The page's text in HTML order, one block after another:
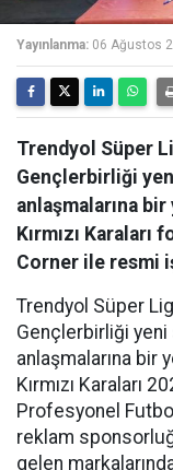
Yayınlanma: 06 Ağustos
Trendyol Süper
Gençlerbirliği
anlaşmalarına
Kırmızı
Corner ile resmi
Trendyol Süper
Gençlerbirliği
anlaşmalarına bir
Kırmızı Karaları
Profesyonel
reklam
gelen